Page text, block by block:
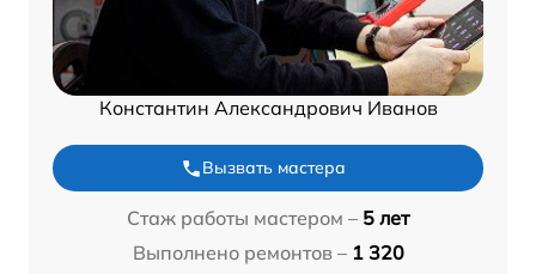
Константин Александрович Иванов
Вызвать мастера
Стаж работы мастером – 5 лет
Выполнено ремонтов – 1 320